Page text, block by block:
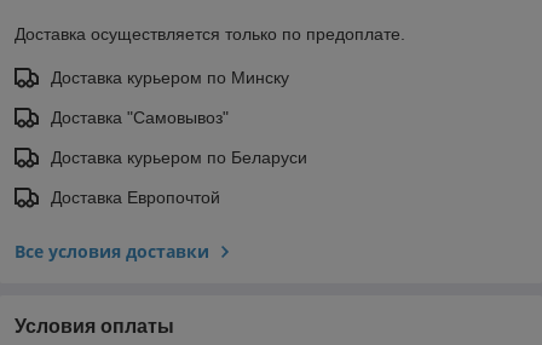
Доставка осуществляется только по предоплате.
Доставка курьером по Минску
Доставка "Самовывоз"
Доставка курьером по Беларуси
Доставка Европочтой
Все условия доставки
Условия оплаты